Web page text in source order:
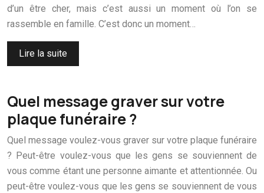
d’un être cher, mais c’est aussi un moment où l’on se
rassemble en famille. C’est donc un moment…
Lire la suite
Quel message graver sur votre
plaque funéraire ?
Quel message voulez-vous graver sur votre plaque funéraire
? Peut-être voulez-vous que les gens se souviennent de
vous comme étant une personne aimante et attentionnée. Ou
peut-être voulez-vous que les gens se souviennent de vous